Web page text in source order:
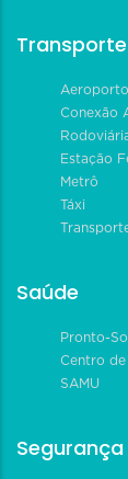
Transporte
Conexão
Estação
Metrô
Táxi
Saúde
Pronto-
Centro
SAMU
Segurança